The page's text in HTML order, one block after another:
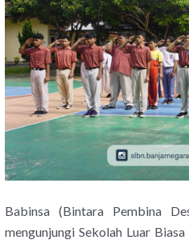
Babinsa (Bintara Pembina
mengunjungi Sekolah Luar